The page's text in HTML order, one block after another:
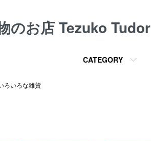
のお店 Tezuko Tudor
CATEGORY
ろいろな雑貨